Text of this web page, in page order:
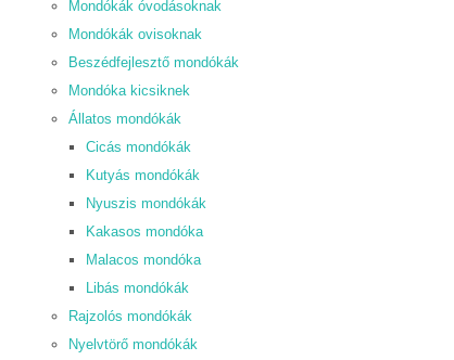
Mondókák óvodásoknak
Mondókák ovisoknak
Beszédfejlesztő mondókák
Mondóka kicsiknek
Állatos mondókák
Cicás mondókák
Kutyás mondókák
Nyuszis mondókák
Kakasos mondóka
Malacos mondóka
Libás mondókák
Rajzolós mondókák
Nyelvtörő mondókák